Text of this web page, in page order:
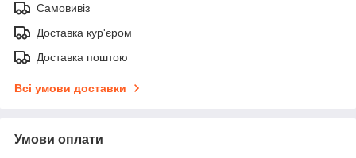
Самовивіз
Доставка кур'єром
Доставка поштою
Всі умови доставки
Умови оплати